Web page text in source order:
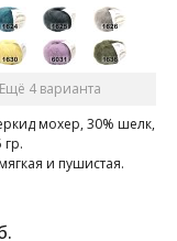
Ещё 4 варианта
мохер, 30% шелк,
гр.
и пушистая.